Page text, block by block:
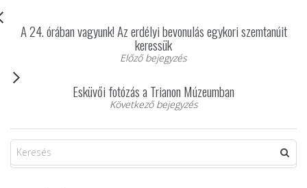
A 24. órában vagyunk! Az erdélyi bevonulás egykori szemtanúit
keressük
Előző bejegyzés
Esküvői fotózás a Trianon Múzeumban
Következő bejegyzés